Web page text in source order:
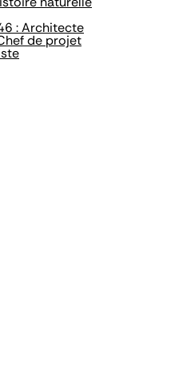
: Architecte
de projet